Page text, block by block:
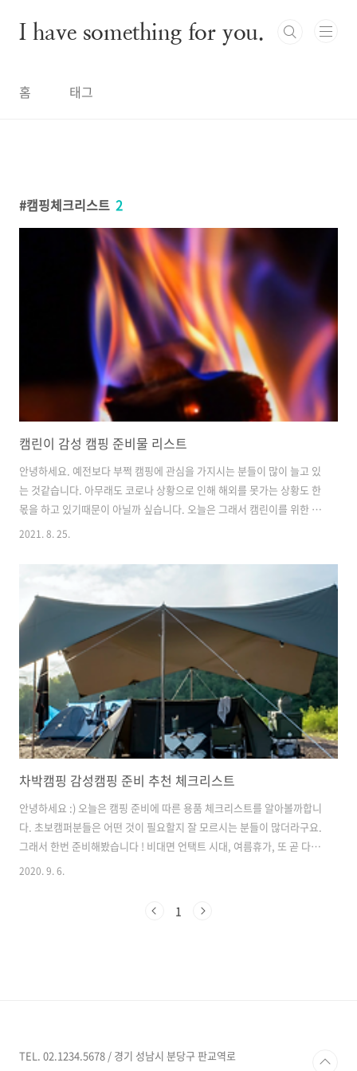
I have something for you.
홈 태그
캠핑체크리스트 2
캠린이 감성 캠핑 준비물 리스트
안녕하세요. 예전보다 부쩍 캠핑에 관심을 가지시는 분들이 많이 늘고 있
는 것같습니다. 아무래도 코로나 상황으로 인해 해외를 못가는 상황도 한
몫을 하고 있기때문이 아닐까 싶습니다. 오늘은 그래서 캠린이를 위한 감
성 캠핑 준비물 리스트를 한번 몇 가지 적어볼까합니다. 아무래도 가장
면 더더욱 텐트가 필수입니다. 텐트를 포함한 가장 기본적인 준비물은 아
래 5가지 정도가 될 것 같습니다. 1) 텐트 2) 타프 3) 매트 4) 이불 5) 베개
Tip 1. 원터치 텐트가 아니라면, 텐트 설치를 해야합니다. 텐트 설치를
위한 장비와 장갑도 챙겨가면 더더욱 좋습니다. Tip 2. 여름에는 쿨매트
도 고려해보세요. 꿀템이랍니다 :) 아! 푹신한 ..
2021. 8. 25.
차박캠핑 감성캠핑 준비 추천 체크리스트
안녕하세요 :) 오늘은 캠핑 준비에 따른 용품 체크리스트를 알아볼까합니
다. 초보캠퍼분들은 어떤 것이 필요할지 잘 모르시는 분들이 많더라구요.
그래서 한번 준비해봤습니다 ! 비대면 언택트 시대, 여름휴가, 또 곧 다가
올 추석에도 고향에 가지 못하시는 분들이 많을 것으로 생각되요 ㅠㅠ 이
드인 감성캠핑 & 차박캠핑 따라해보자구욧! [ 체크리스트 ] 1. 텐트! 누가
2020. 9. 6.
1
TEL. 02.1234.5678 / 경기 성남시 분당구 판교역로